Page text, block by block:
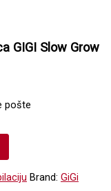
GIGI Slow Grow
pošte
Brand: GiGi